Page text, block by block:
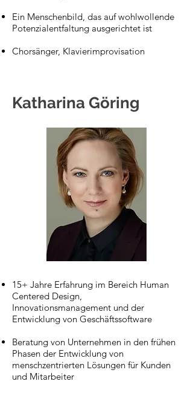
Ein Menschenbild, das auf wohlwollende
Potenzialentfaltung ausgerichtet ist
Chorsänger, Klavierimprovisation
Katharina Göring
15+ Jahre Erfahrung im Bereich Human
Centered Design,
Innovationsmanagement und der
Entwicklung von Geschäftssoftware
Beratung von Unternehmen in den frühen
Phasen der Entwicklung von
menschzentrierten Lösungen für Kunden
und Mitarbeiter